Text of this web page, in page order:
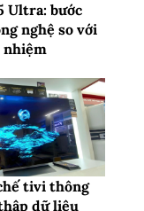
Ultra: bước
nghệ so với
tivi thông
dữ liệu